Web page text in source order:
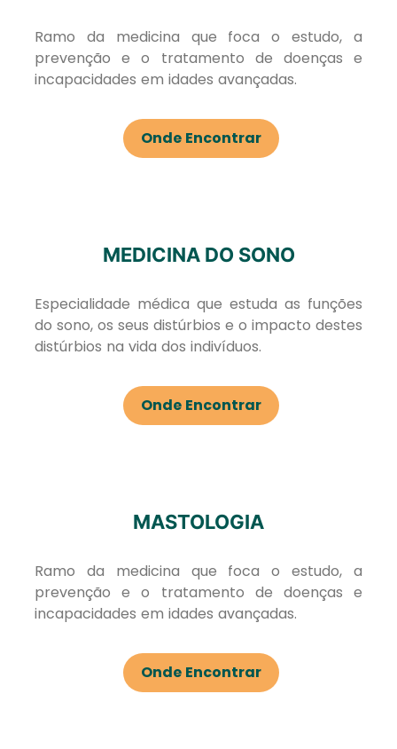
Ramo da medicina que foca o estudo, a
prevenção e o tratamento de doenças e
incapacidades em idades avançadas.
Onde Encontrar
MEDICINA DO SONO
Especialidade médica que estuda as funções
do sono, os seus distúrbios e o impacto destes
distúrbios na vida dos indivíduos.
Onde Encontrar
MASTOLOGIA
Ramo da medicina que foca o estudo, a
prevenção e o tratamento de doenças e
incapacidades em idades avançadas.
Onde Encontrar